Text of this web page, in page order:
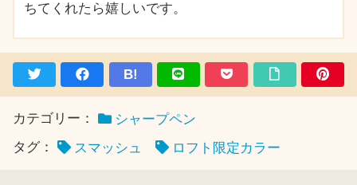
ちてくれたら嬉しいです。
B!
カテゴリー：
シャープペン
タグ：
スマッシュ ロフト限定カラー